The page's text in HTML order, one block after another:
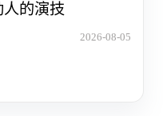
的演技
2026-08-05